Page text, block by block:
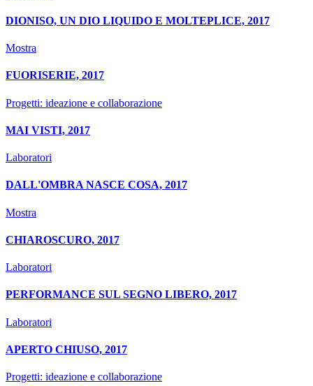
DIONISO, UN DIO LIQUIDO E MOLTEPLICE, 2017
Mostra
FUORISERIE, 2017
Progetti: ideazione e collaborazione
MAI VISTI, 2017
Laboratori
DALL'OMBRA NASCE COSA, 2017
Mostra
CHIAROSCURO, 2017
Laboratori
PERFORMANCE SUL SEGNO LIBERO, 2017
Laboratori
APERTO CHIUSO, 2017
Progetti: ideazione e collaborazione